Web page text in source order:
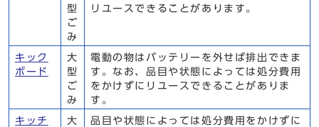
型
ご
み
リユースできることがあります。
キック
ボード
大
型
ご
み
電動の物はバッテリーを外せば排出できま
す。なお、品目や状態によっては処分費用
をかけずにリユースできることがありま
す。
キッチ
大
品目や状態によっては処分費用をかけずに